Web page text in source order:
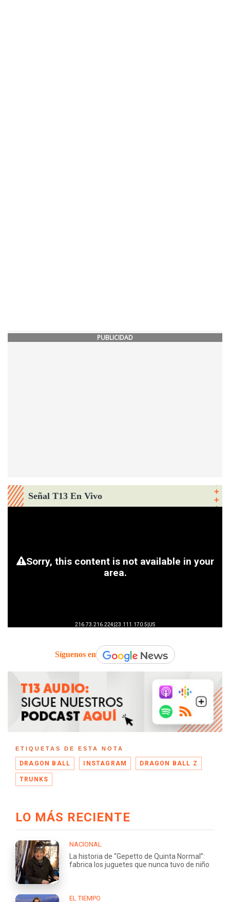
PUBLICIDAD
Señal T13 En Vivo
Síguenos en
ETIQUETAS DE ESTA NOTA
DRAGON BALL INSTAGRAM DRAGON BALL Z
TRUNKS
LO MÁS RECIENTE
NACIONAL
La historia de “Gepetto de Quinta Normal”:
fabrica los juguetes que nunca tuvo de niño
EL TIEMPO